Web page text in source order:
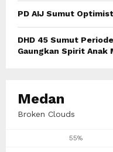
PD AIJ Sumut
DHD 45 Sumut
Gaungkan Spirit Anak
Medan
Broken Clouds
55%